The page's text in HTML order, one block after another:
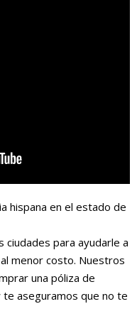
hispana en el estado de
ciudades para ayudarle a
menor costo. Nuestros
una póliza de
te aseguramos que no te